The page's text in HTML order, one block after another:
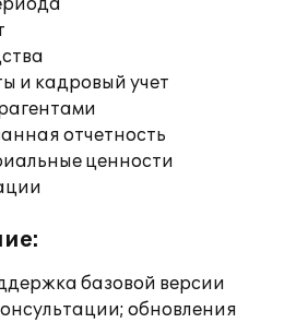
и кадровый учет
отчетность
ценности
базовой версии
обновления